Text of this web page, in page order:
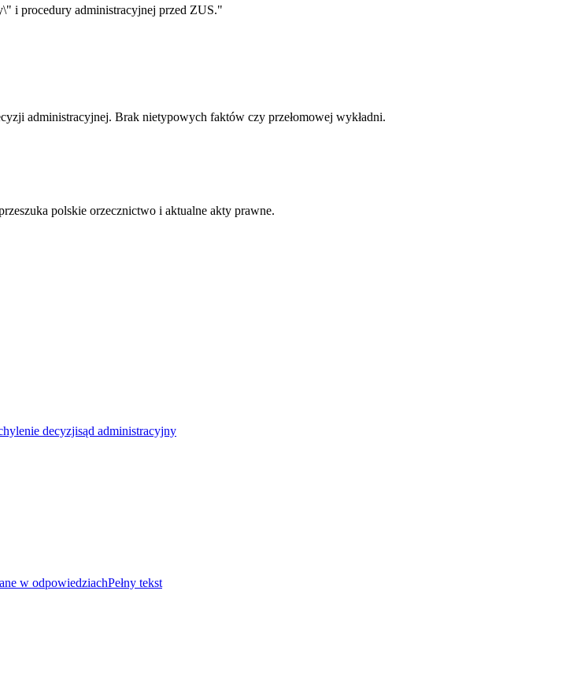
i procedury administracyjnej przed ZUS."
administracyjnej. Brak nietypowych faktów czy przełomowej wykładni.
polskie orzecznictwo i aktualne akty prawne.
decyzjisąd administracyjny
w odpowiedziachPełny tekst